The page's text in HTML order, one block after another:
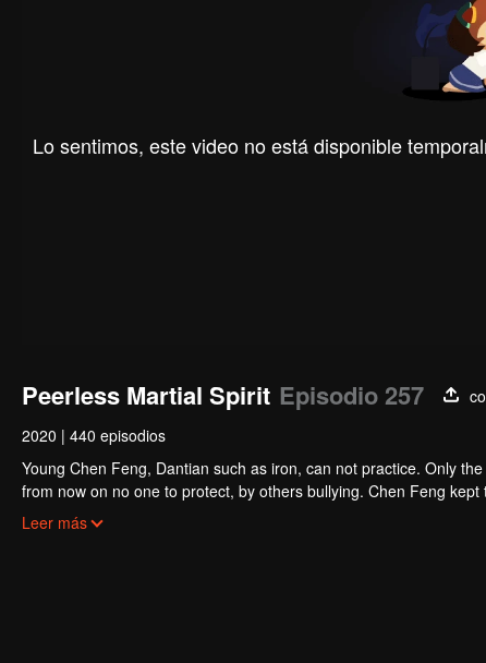
Lo sentimos, este video no está disponible
Peerless Martial Spirit Episodio 257
2020 | 440 episodios
Young Chen Feng, Dantian such as iron, can not practice. Only
from now on no one to protect, by others bullying. Chen Feng
the master left the supreme dragon blood, mysterious ancient
Leer más